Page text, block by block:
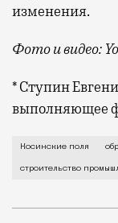
изменения.
Фото и видео:
* Ступин
выполняющее
Косинские поля
строительство